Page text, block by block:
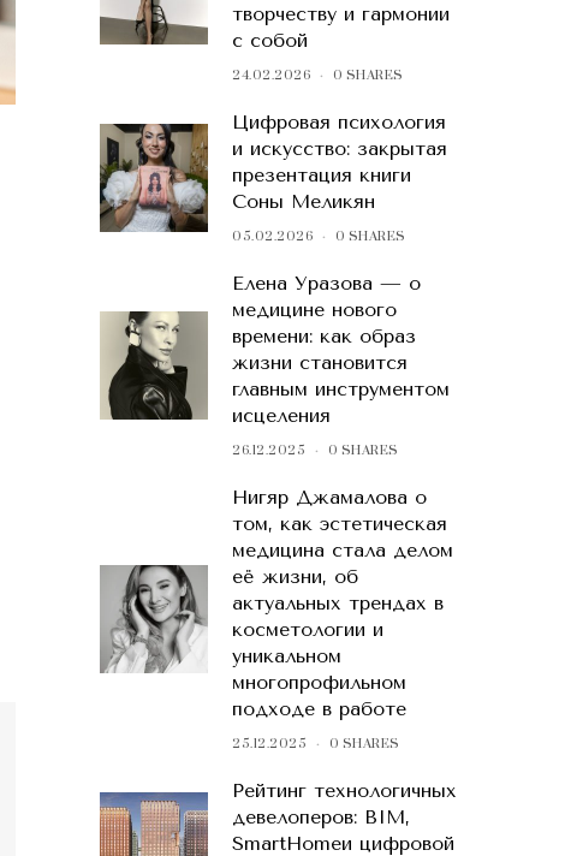
творчеству и гармонии
с собой
24.02.2026 0 SHARES
Цифровая психология
и искусство: закрытая
презентация книги
Соны Меликян
05.02.2026 0 SHARES
Елена Уразова — о
медицине нового
времени: как образ
жизни становится
главным инструментом
исцеления
26.12.2025 0 SHARES
Нигяр Джамалова о
том, как эстетическая
медицина стала делом
её жизни, об
актуальных трендах в
косметологии и
уникальном
многопрофильном
подходе в работе
25.12.2025 0 SHARES
Рейтинг технологичных
девелоперов: BIM,
SmartHomeи цифровой